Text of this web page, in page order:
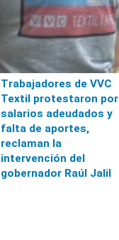
Trabajadores de VVC
Textil protestaron por
salarios adeudados y
falta de aportes,
reclaman la
intervención del
gobernador Raúl Jalil